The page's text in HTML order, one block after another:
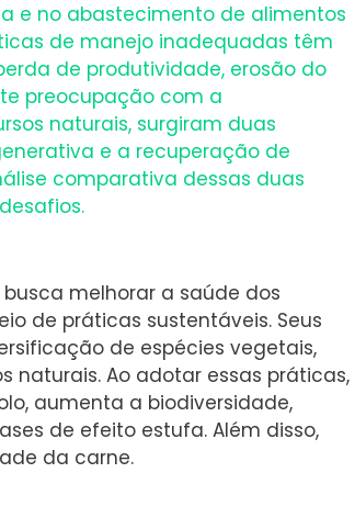
e no abastecimento de alimentos
de manejo inadequadas têm
de produtividade, erosão do
preocupação com a
naturais, surgiram duas
e a recuperação de
comparativa dessas duas
melhorar a saúde dos
de práticas sustentáveis. Seus
de espécies vegetais,
naturais. Ao adotar essas práticas,
aumenta a biodiversidade,
de efeito estufa. Além disso,
da carne.